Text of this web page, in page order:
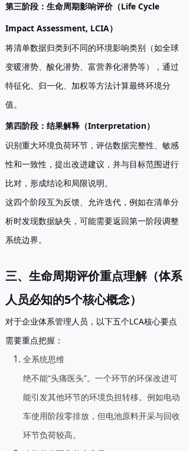
第三阶段：生命周期影响评价（Life Cycle
Impact Assessment, LCIA）
将清单数据归类到不同的环境影响类别（如全球
变暖潜势、酸化潜势、富营养化潜势等），通过
特征化、归一化、加权等方法计算最终环境分
值。
第四阶段：结果解释（Interpretation）
识别重大环境负荷环节，评估数据完整性、敏感
性和一致性，提出改进建议，并与目标范围进行
比对，形成结论和局限说明。
这四个阶段互为反馈、允许迭代 ，例如在清单分
析时发现数据缺失，可能需要返回第一阶段调整
系统边界。
三、生命周期评价重点理解（体系
人员必知的5个核心概念）
对于企业体系管理人员，以下五个LCA核心要点
需要重点把握：
全系统思维
绝不能“头痛医头”。一个环节的环保改进可
能引发其他环节的环境负担转移。例如电动
车使用阶段零排放，但电池原料开采与回收
环节负荷较高。